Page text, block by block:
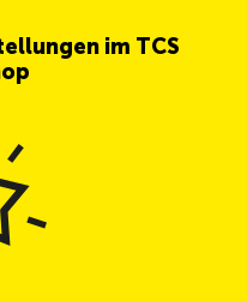
im TCS